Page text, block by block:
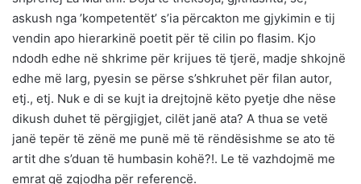
askush nga ’kompetentët’ s’ia përcakton me gjykimin e tij
vendin apo hierarkinë poetit për të cilin po flasim. Kjo
ndodh edhe në shkrime për krijues të tjerë, madje shkojnë
edhe më larg, pyesin se përse s’shkruhet për filan autor,
etj., etj. Nuk e di se kujt ia drejtojnë këto pyetje dhe nëse
dikush duhet të përgjigjet, cilët janë ata? A thua se vetë
janë tepër të zënë me punë më të rëndësishme se ato të
artit dhe s’duan të humbasin kohë?!. Le të vazhdojmë me
emrat që zgjodha për referencë.